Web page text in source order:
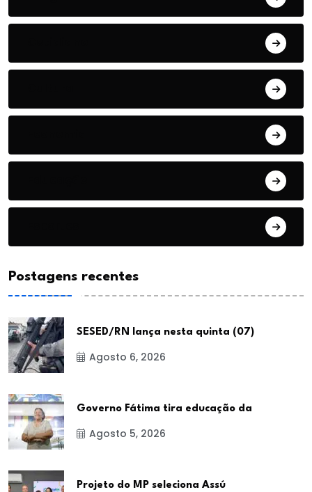
Postagens recentes
SESED/RN lança nesta quinta (07)
Agosto 6, 2026
Governo Fátima tira educação da
Agosto 5, 2026
Projeto do MP seleciona Assú